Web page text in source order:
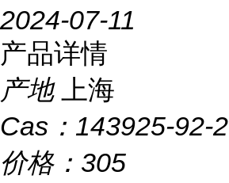
2024-07-11
产品详情
产地
上海
Cas： 143925-92-2
价格： 305